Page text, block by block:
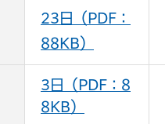
23日（PDF：
88KB）
3日（PDF：8
8KB）